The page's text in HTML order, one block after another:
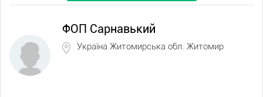
ФОП Сарнавький
Україна Житомирська обл. Житомир